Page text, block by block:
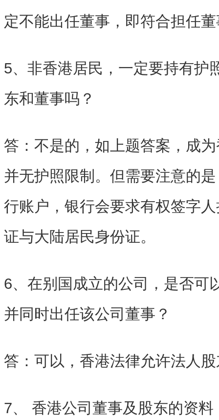
定不能出任董事，即符合担任
5、非香港居民，一定要持有护
东和董事吗？
答：不是的，如上题答案，成
并无护照限制。但需要注意的
行账户，银行会要求有权签字
证与大陆居民身份证。
6、在别国成立的公司，是否可
并同时出任该公司董事？
答：可以，香港法律允许法人
7、 香港公司董事及股东的资